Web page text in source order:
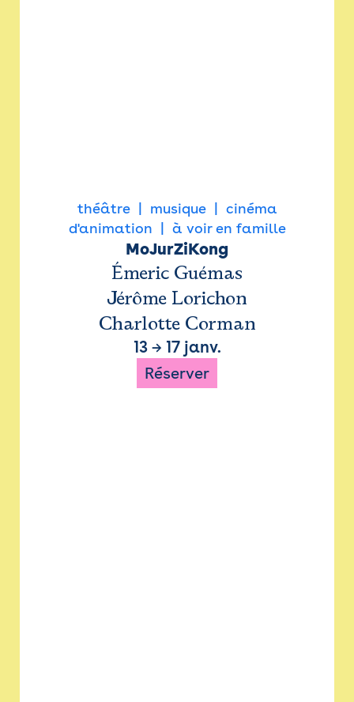
théâtre musique
cinéma
d'animation
à voir en famille
MoJurZiKong
Émeric Guémas
Jérôme Lorichon
Charlotte Corman
13→ 17 janv.
Réserver